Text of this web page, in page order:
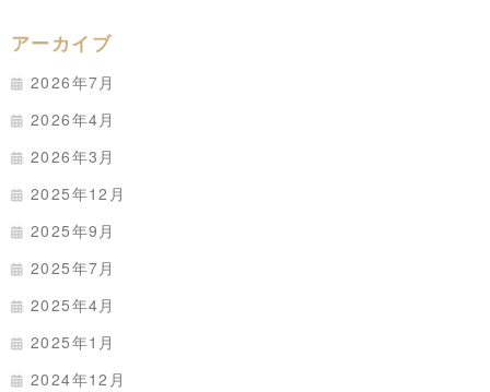
アーカイブ
2026年7月
2026年4月
2026年3月
2025年12月
2025年9月
2025年7月
2025年4月
2025年1月
2024年12月